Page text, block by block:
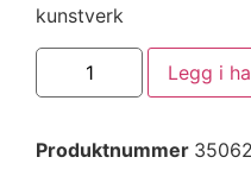
kunstverk
Legg i
Produktnummer